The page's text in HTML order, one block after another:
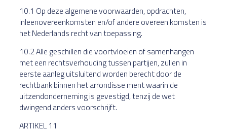
10.1 Op deze algemene voorwaarden, opdrachten,
inleenovereenkomsten en/of andere overeen komsten is
het Nederlands recht van toepassing.
10.2 Alle geschillen die voortvloeien of samenhangen
met een rechtsverhouding tussen partijen, zullen in
eerste aanleg uitsluitend worden berecht door de
rechtbank binnen het arrondisse ment waarin de
uitzendonderneming is gevestigd, tenzij de wet
dwingend anders voorschrijft.
ARTIKEL 11